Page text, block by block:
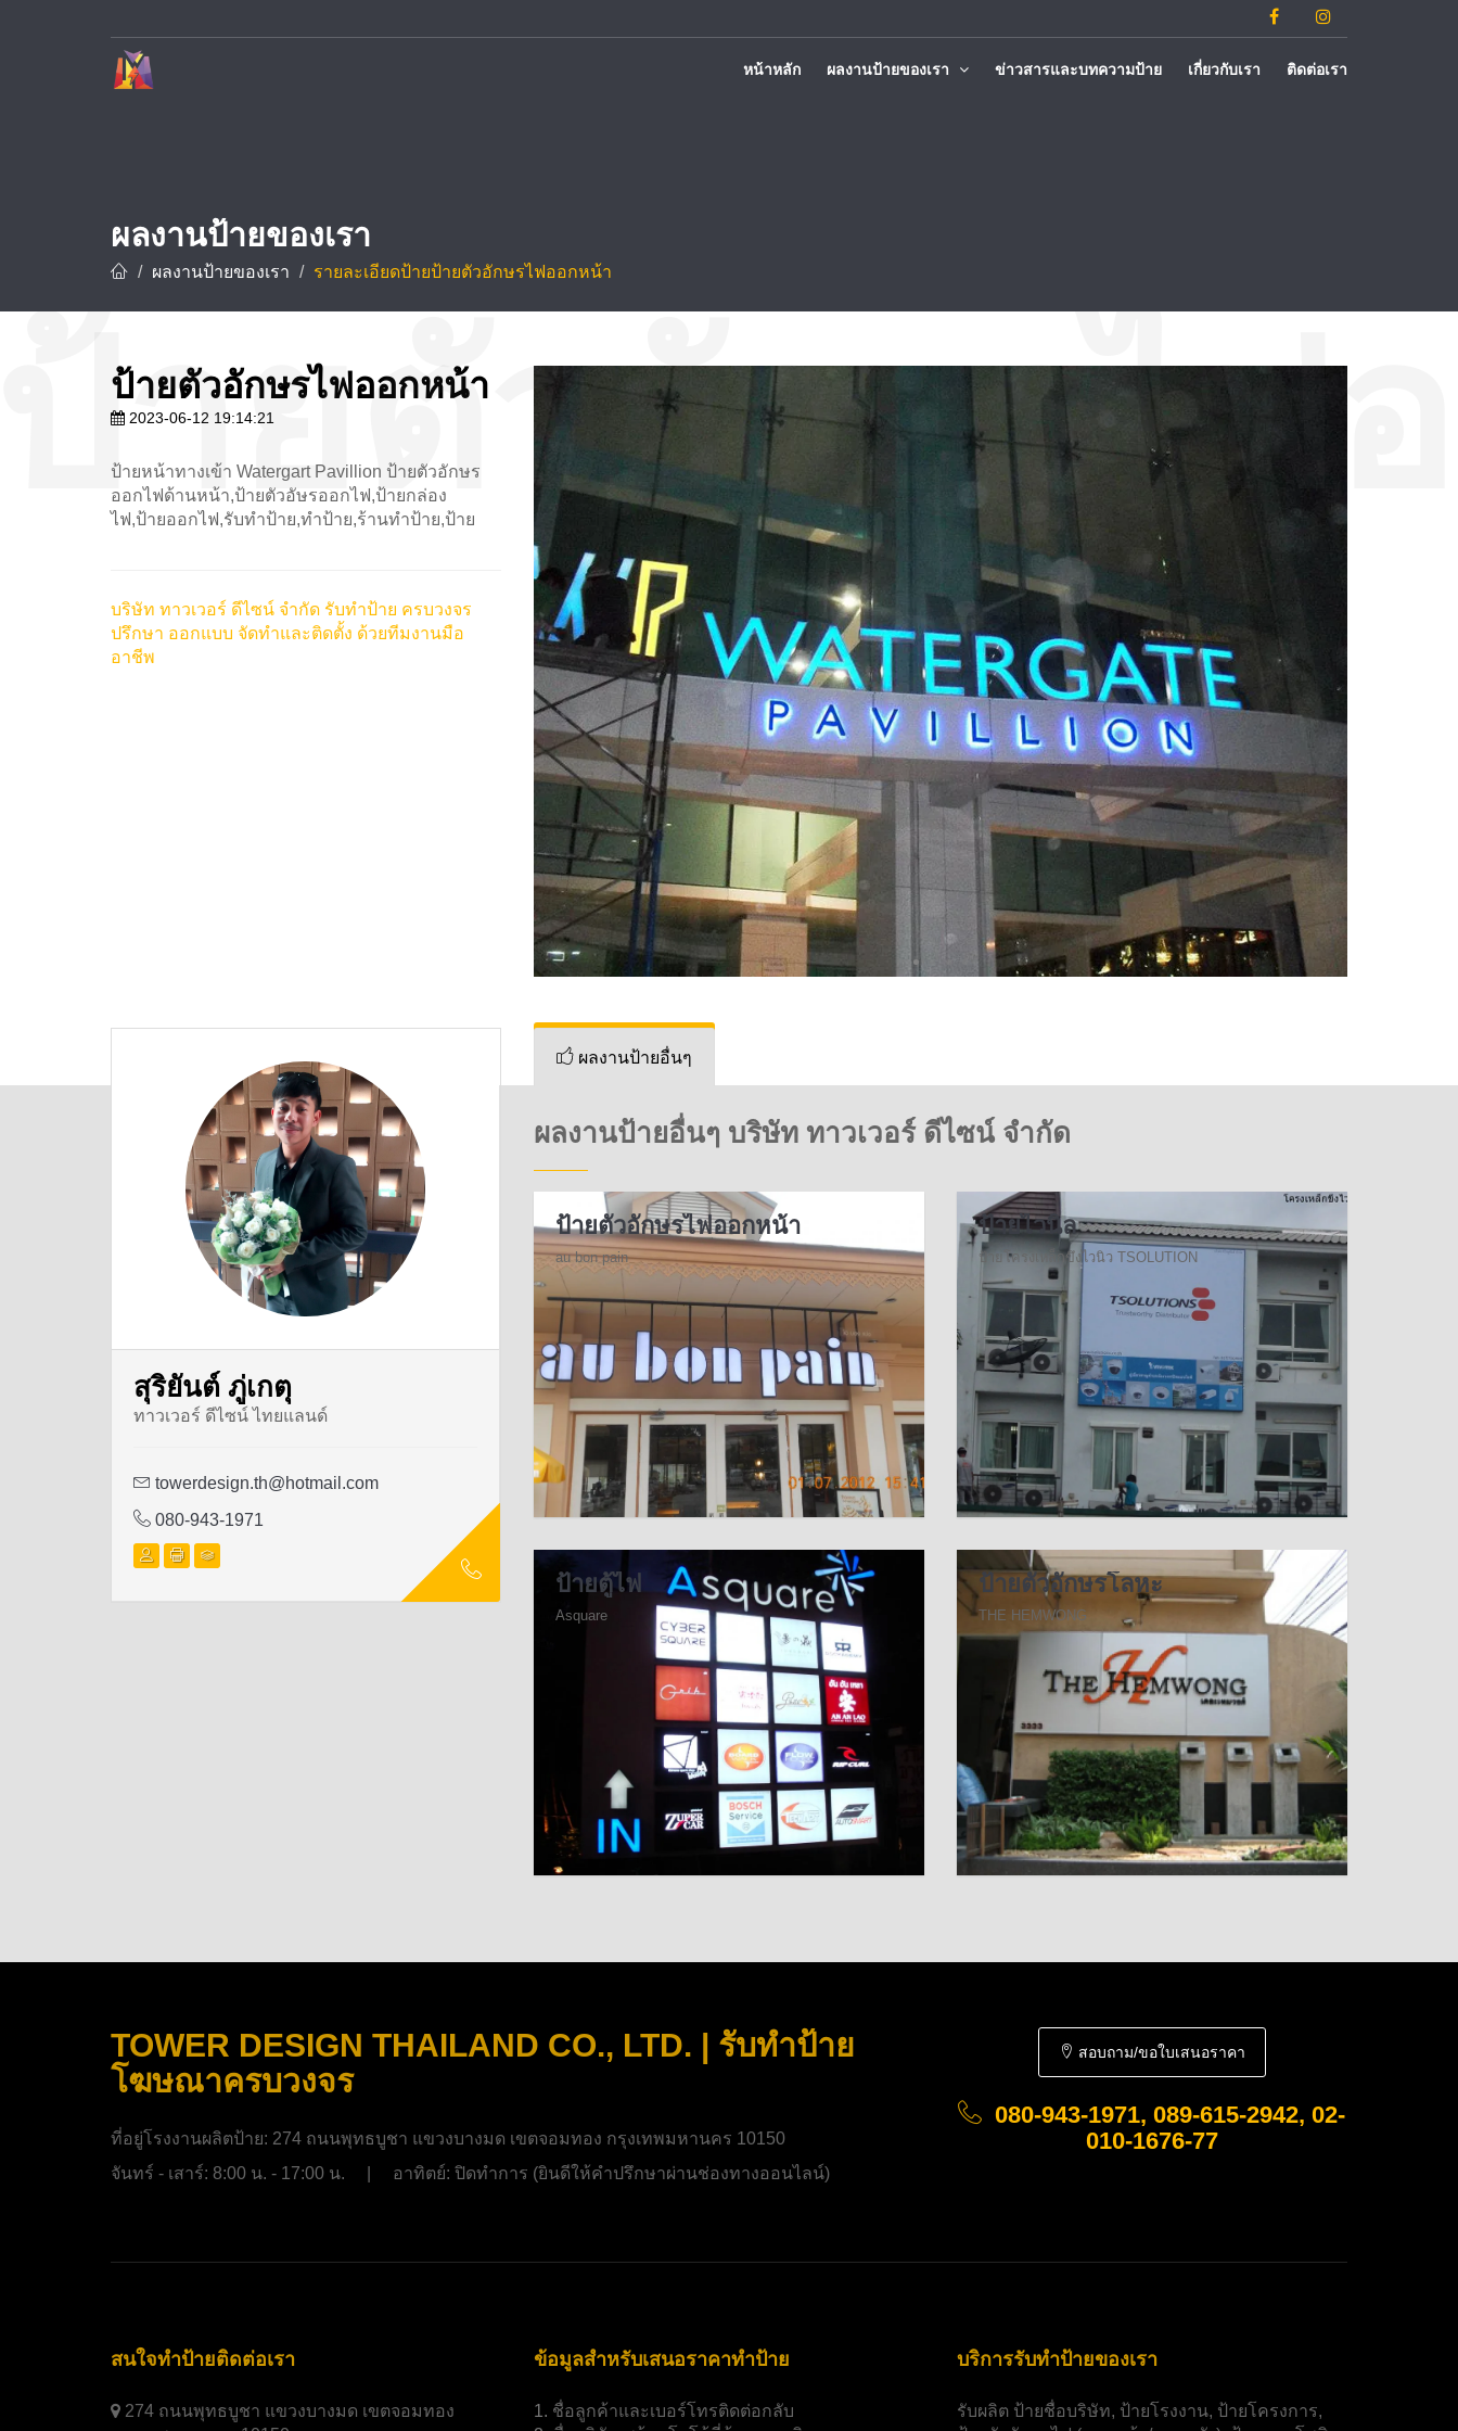
หน้าหลัก ผลงานป้ายของเรา ข่าวสารและบทความป้าย เกี่ยวกับเรา ติดต่อเรา
ผลงานป้ายของเรา
ผลงานป้ายของเรา รายละเอียดป้ายป้ายตัวอักษรไฟออกหน้า
ป้ายตัวอักษรไฟออกหน้า
2023-06-12 19:14:21
ป้ายหน้าทางเข้า Watergart Pavillion ป้ายตัวอักษร
ออกไฟด้านหน้า,ป้ายตัวอัษรออกไฟ,ป้ายกล่อง
ไฟ,ป้ายออกไฟ,รับทำป้าย,ทำป้าย,ร้านทำป้าย,ป้าย
บริษัท ทาวเวอร์ ดีไซน์ จำกัด รับทำป้าย ครบวงจร
ปรึกษา ออกแบบ จัดทำและติดตั้ง ด้วยทีมงานมือ
อาชีพ
สุริยันต์ ภู่เกตุ
ทาวเวอร์ ดีไซน์ ไทยแลนด์
towerdesign.th@hotmail.com
080-943-1971
ผลงานป้ายอื่นๆ
ผลงานป้ายอื่นๆ บริษัท ทาวเวอร์ ดีไซน์ จำกัด
ป้ายตัวอักษรไฟออกหน้า
au bon pain
ป้ายไวนิล
ป้ายโครงเหล็กขึงไวนิว TSOLUTION
ป้ายตู้ไฟ
Asquare
ป้ายตัวอักษรโลหะ
THE HEMWONG
TOWER DESIGN THAILAND CO., LTD. | รับทำป้าย
โฆษณาครบวงจร
ที่อยู่โรงงานผลิตป้าย: 274 ถนนพุทธบูชา แขวงบางมด เขตจอมทอง กรุงเทพมหานคร 10150
จันทร์ - เสาร์: 8:00 น. - 17:00 น. | อาทิตย์: ปิดทำการ (ยินดีให้คำปรึกษาผ่านช่องทางออนไลน์)
สอบถาม/ขอใบเสนอราคา
080-943-1971, 089-615-2942, 02-
010-1676-77
สนใจทำป้ายติดต่อเรา
274 ถนนพุทธบูชา แขวงบางมด เขตจอมทอง
ข้อมูลสำหรับเสนอราคาทำป้าย
1. ชื่อลูกค้าและเบอร์โทรติดต่อกลับ
บริการรับทำป้ายของเรา
รับผลิต ป้ายชื่อบริษัท, ป้ายโรงงาน, ป้ายโครงการ,